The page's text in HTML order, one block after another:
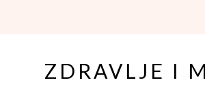
ZDRAVLJE I